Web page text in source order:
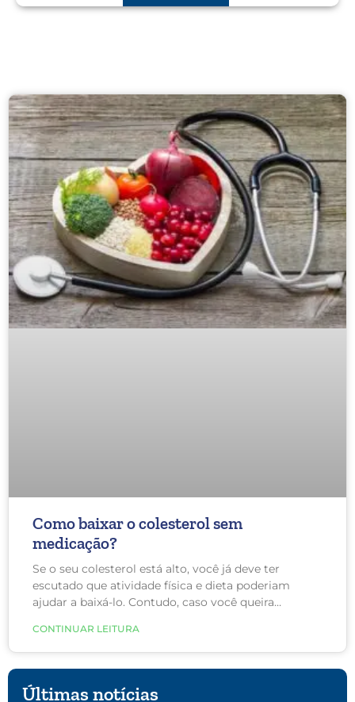
Como baixar o colesterol sem
medicação?
Se o seu colesterol está alto, você já deve ter
escutado que atividade física e dieta poderiam
ajudar a baixá-lo. Contudo, caso você queira
uma mudança de cada vez), o ideal é iniciar com a
alimentação.
CONTINUAR LEITURA
Últimas notícias